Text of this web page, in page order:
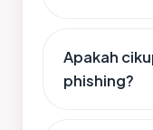
Apakah
phishing?